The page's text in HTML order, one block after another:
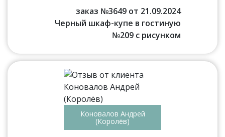
заказ №3649 от 21.09.2024
Черный шкаф-купе в гостиную
№209 с рисунком
Коновалов Андрей
(Королёв)